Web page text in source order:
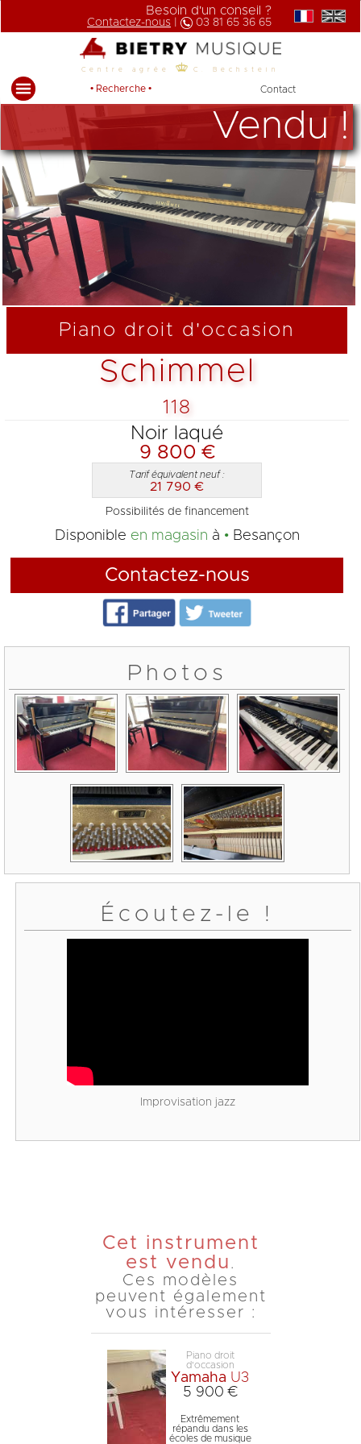
Besoin d'un conseil ?
Contactez-nous 03 81 65 36 65
Centre agrée C. Bechstein
• Recherche • Contact
Vendu !
Piano droit d'occasion
Schimmel
118
Noir laqué
9 800 €
Tarif équivalent neuf :
21 790 €
Possibilités de financement
Disponible en magasin à Besançon
Contactez-nous
Photos
Écoutez-le !
Improvisation jazz
Cet instrument
est vendu .
Ces modèles
peuvent également
vous intéresser :
Piano droit
d'occasion
Yamaha U3
5 900 €
Extrêmement
répandu dans les
écoles de musique